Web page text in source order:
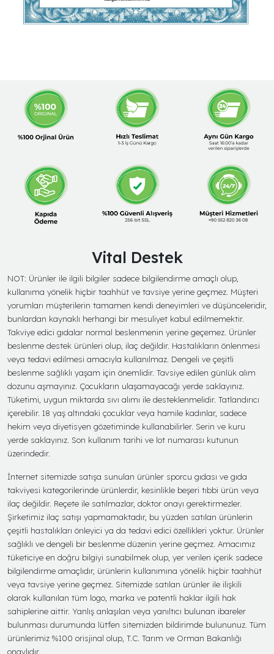
Vital Destek
NOT: Ürünler ile ilgili bilgiler sadece bilgilendirme amaçlı olup,
kullanıma yönelik hiçbir taahhüt ve tavsiye yerine geçmez. Müşteri
yorumları müşterilerin tamamen kendi deneyimleri ve düşünceleridir,
bunlardan kaynaklı herhangi bir mesuliyet kabul edilmemektir.
Takviye edici gıdalar normal beslenmenin yerine geçemez. Ürünler
beslenme destek ürünleri olup, ilaç değildir. Hastalıkların önlenmesi
veya tedavi edilmesi amacıyla kullanılmaz. Dengeli ve çeşitli
beslenme sağlıklı yaşam için önemlidir. Tavsiye edilen günlük alım
dozunu aşmayınız. Çocukların ulaşamayacağı yerde saklayınız.
Tüketimi, uygun miktarda sıvı alımı ile desteklenmelidir. Tatlandırıcı
içerebilir. 18 yaş altındaki çocuklar veya hamile kadınlar, sadece
hekim veya diyetisyen gözetiminde kullanabilirler. Serin ve kuru
yerde saklayınız. Son kullanım tarihi ve lot numarası kutunun
üzerindedir.
İnternet sitemizde satışa sunulan ürünler sporcu gıdası ve gıda
takviyesi kategorilerinde ürünlerdir, kesinlikle beşeri tıbbi ürün veya
ilaç değildir. Reçete ile satılmazlar, doktor onayı gerektirmezler.
Şirketimiz ilaç satışı yapmamaktadır, bu yüzden satılan ürünlerin
çeşitli hastalıkları önleyici ya da tedavi edici özellikleri yoktur. Ürünler
sağlıklı ve dengeli bir beslenme düzenin yerine geçmez. Amacımız
tüketiciye en doğru bilgiyi sunabilmek olup, yer verilen içerik sadece
bilgilendirme amaçlıdır, ürünlerin kullanımına yönelik hiçbir taahhüt
veya tavsiye yerine geçmez. Sitemizde satılan ürünler ile ilişkili
olarak kullanılan tüm logo, marka ve patentli haklar ilgili hak
sahiplerine aittir. Yanlış anlaşılan veya yanıltıcı bulunan ibareler
bulunması durumunda lütfen sitemizden bildirimde bulununuz. Tüm
ürünlerimiz %100 orisjinal olup, T.C. Tarım ve Orman Bakanlığı
onaylıdır.